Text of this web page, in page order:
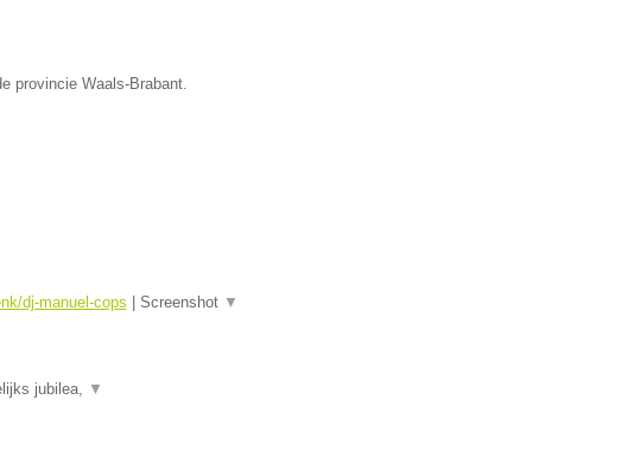
provincie Waals-Brabant.
dj-manuel-cops Screenshot ▼
jubilea, ▼